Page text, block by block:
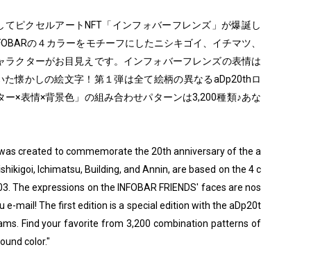
ピクセルアートNFT「インフォバーフレンズ」が爆誕し
の４カラーをモチーフにしたニシキゴイ、イチマツ、
ラクターがお目見えです。インフォバーフレンズの表情は
懐かしの絵文字！第１弾は全て絵柄の異なるaDp20thロ
ー×表情×背景色」の組み合わせパターンは3,200種類♪あな
was created to commemorate the 20th anniversary of the a
Ichimatsu, Building, and Annin, are based on the 4 c
The expressions on the INFOBAR FRIENDS' faces are nos
e-mail! The first edition is a special edition with the aDp20t
Find your favorite from 3,200 combination patterns of
color."